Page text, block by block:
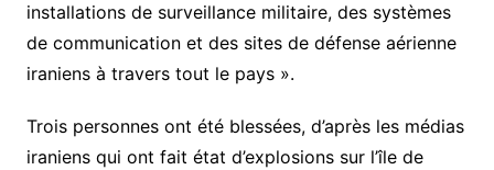
installations de surveillance militaire, des systèmes
de communication et des sites de défense aérienne
iraniens à travers tout le pays ».
Trois personnes ont été blessées, d’après les médias
iraniens qui ont fait état d’explosions sur l’île de